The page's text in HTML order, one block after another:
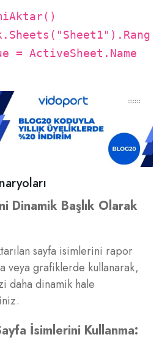
= ActiveSheet.Name
Dinamik Başlık Olarak
sayfa isimlerini rapor
veya grafiklerde kullanarak,
daha dinamik hale
İsimlerini Kullanma: